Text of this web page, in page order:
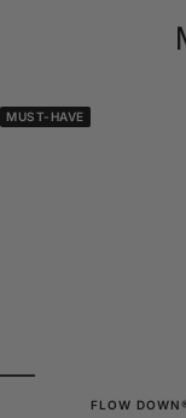
MUST-HAVE
FLOW